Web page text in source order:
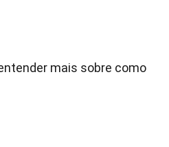
mais sobre como